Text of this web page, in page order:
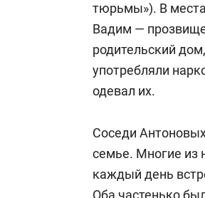
тюрьмы»). В
Вадим —
родительский
употребляли
одевал их.
Соседи
семье. Многие из
каждый день
Оба частенько